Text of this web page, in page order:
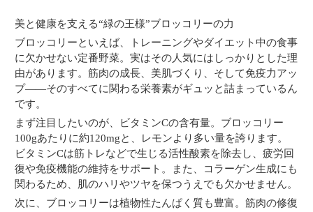
美と健康を支える“緑の王様”ブロッコリーの力
ブロッコリーといえば、トレーニングやダイエット中の食事
に欠かせない定番野菜。実はその人気にはしっかりとした理
由があります。筋肉の成長、美肌づくり、そして免疫力アッ
プ――そのすべてに関わる栄養素がギュッと詰まっているん
です。
まず注目したいのが、ビタミンCの含有量。ブロッコリー
100gあたりに約120mgと、レモンより多い量を誇ります。
ビタミンCは筋トレなどで生じる活性酸素を除去し、疲労回
復や免疫機能の維持をサポート。また、コラーゲン生成にも
関わるため、肌のハリやツヤを保つうえでも欠かせません。
次に、ブロッコリーは植物性たんぱく質も豊富。筋肉の修復